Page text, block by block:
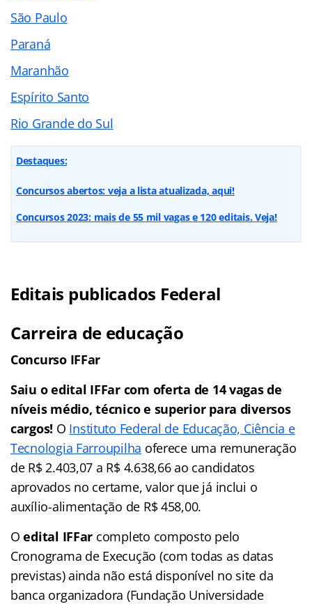
São Paulo
Paraná
Maranhão
Espírito Santo
Rio Grande do Sul
Destaques:
Concursos abertos: veja a lista atualizada, aqui!
Concursos 2023: mais de 55 mil vagas e 120 editais. Veja!
Editais publicados Federal
Carreira de educação
Concurso IFFar
Saiu o edital IFFar com oferta de 14 vagas de
níveis médio, técnico e superior para diversos
cargos! O Instituto Federal de Educação, Ciência e
Tecnologia Farroupilha oferece uma remuneração
de R$ 2.403,07 a R$ 4.638,66 ao candidatos
aprovados no certame, valor que já inclui o
auxílio-alimentação de R$ 458,00.
Oedital IFFar completo composto pelo
Cronograma de Execução (com todas as datas
previstas) ainda não está disponível no site da
banca organizadora (Fundação Universidade